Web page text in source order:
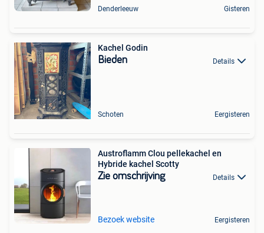
Denderleeuw Gisteren
Kachel Godin
Bieden Details
Schoten Eergisteren
Austroflamm Clou pellekachel en
Hybride kachel Scotty
Zie omschrijving Details
Bezoek website Eergisteren